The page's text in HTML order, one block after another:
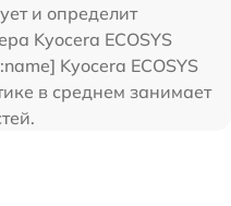
и определит
Kyocera ECOSYS
Kyocera ECOSYS
в среднем занимает